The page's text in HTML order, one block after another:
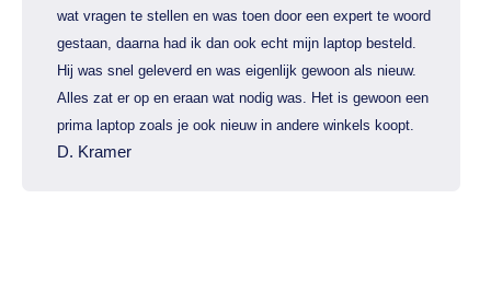
wat vragen te stellen en was toen door een expert te woord
gestaan, daarna had ik dan ook echt mijn laptop besteld.
Hij was snel geleverd en was eigenlijk gewoon als nieuw.
Alles zat er op en eraan wat nodig was. Het is gewoon een
prima laptop zoals je ook nieuw in andere winkels koopt.
D. Kramer